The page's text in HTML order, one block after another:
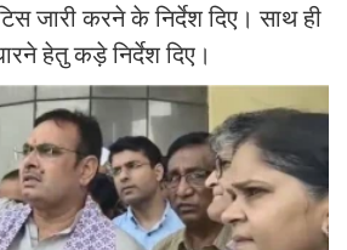
जारी करने के निर्देश दिए। साथ ही
हेतु कड़े निर्देश दिए।